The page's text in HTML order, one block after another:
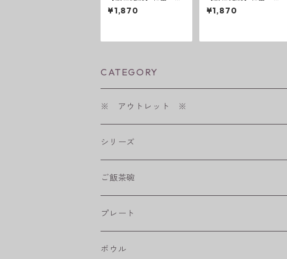
ーダー柄 「藍駒」6
寸皿
¥1,870
ーダー柄 「藍駒」6
寸皿
¥1,870
CATEGORY
※ アウトレット ※
シリーズ
shabby chic style
フラワーパレード
八角シリーズ
ご飯茶碗
プレート
楕円皿
ボウル